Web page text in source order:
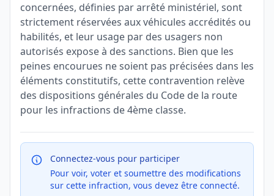
concernées, définies par arrêté ministériel, sont
strictement réservées aux véhicules accrédités ou
habilités, et leur usage par des usagers non
autorisés expose à des sanctions. Bien que les
peines encourues ne soient pas précisées dans les
éléments constitutifs, cette contravention relève
des dispositions générales du Code de la route
pour les infractions de 4ème classe.
Connectez-vous pour participer
Pour voir, voter et soumettre des modifications
sur cette infraction, vous devez être connecté.